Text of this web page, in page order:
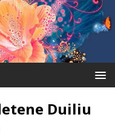
Duiliu